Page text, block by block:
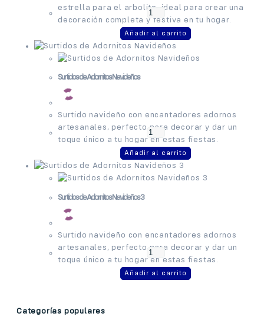
Categorías populares
estrella para el arbolito, ideal para crear una
decoración completa y festiva en tu hogar.
Añadir al carrito
Surtidos de Adornitos Navideños
Surtido navideño con encantadores adornos
artesanales, perfecto para decorar y dar un
toque único a tu hogar en estas fiestas.
Añadir al carrito
Surtidos de Adornitos Navideños 3
Surtido navideño con encantadores adornos
artesanales, perfecto para decorar y dar un
toque único a tu hogar en estas fiestas.
Añadir al carrito